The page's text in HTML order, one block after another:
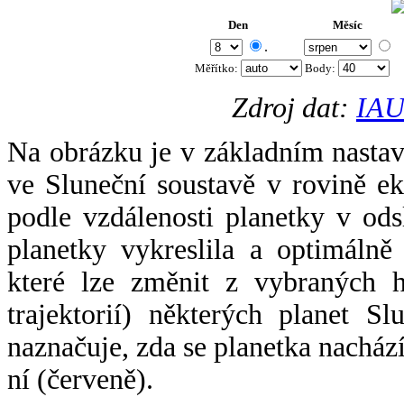
Den Měsíc
.
Měřítko: Body:
Zdroj dat:
Na obrázku je v základním
ve Sluneční soustavě v rovině
podle vzdálenosti planetky v
planetky vykreslila a
které lze změnit z vybraných
trajektorií) některých planet
naznačuje, zda se planetka
ní (červeně).